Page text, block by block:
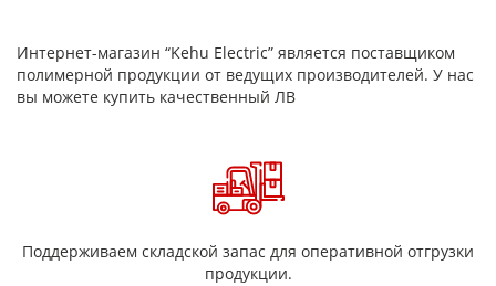
Интернет-магазин “Kehu Electric” является поставщиком
полимерной продукции от ведущих производителей. У нас
вы можете купить качественный ЛВ
Поддерживаем складской запас для оперативной отгрузки
продукции.